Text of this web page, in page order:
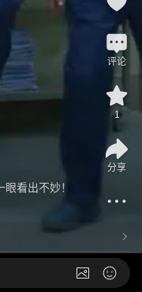
看出不妙！
评论
1
分享